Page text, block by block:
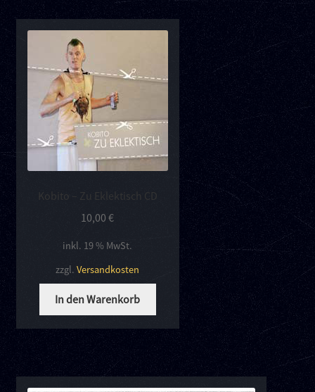
Kobito – Zu Eklektisch CD
10,00€
inkl. 19 % MwSt.
zzgl.Versandkosten
In den Warenkorb